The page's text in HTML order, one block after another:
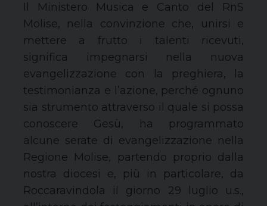
Il Ministero Musica e Canto del RnS
Molise, nella convinzione che, unirsi e
mettere a frutto i talenti ricevuti,
significa impegnarsi nella nuova
evangelizzazione con la preghiera, la
testimonianza e l’azione, perché ognuno
sia strumento attraverso il quale si possa
conoscere Gesù, ha programmato
alcune serate di evangelizzazione nella
Regione Molise, partendo proprio dalla
nostra diocesi e, più in particolare, da
Roccaravindola il giorno 29 luglio u.s.,